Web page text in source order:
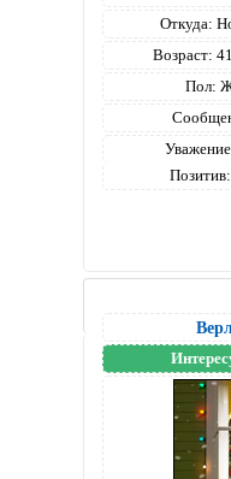
Откуда:
Возраст: 41
Пол:
Позитив: